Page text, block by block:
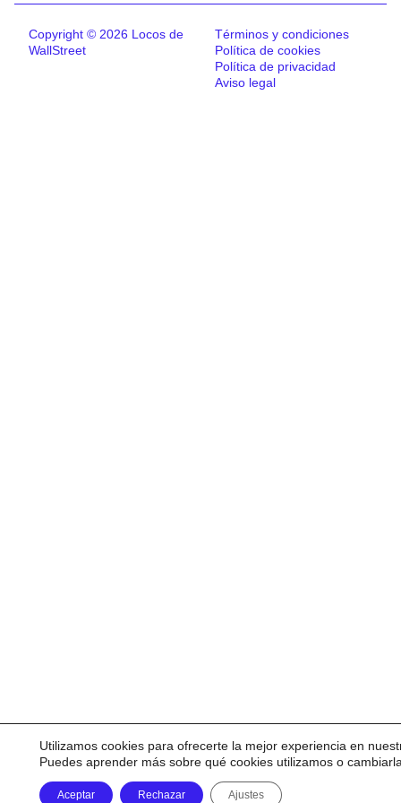
Copyright © 2026 Locos de
WallStreet
Términos y condiciones
Política de cookies
Política de privacidad
Aviso legal
Utilizamos cookies para ofrecerte la mejor experiencia en
Puedes aprender más sobre qué cookies utilizamos o
Aceptar Rechazar Ajustes